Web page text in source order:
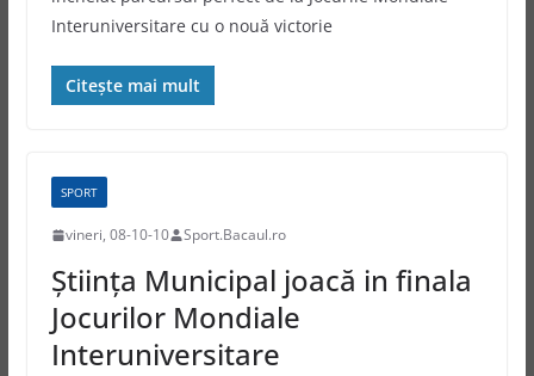
Interuniversitare cu o nouă victorie
Citește mai mult
SPORT
vineri, 08-10-10 Sport.Bacaul.ro
Ştiinţa Municipal joacă in finala
Jocurilor Mondiale
Interuniversitare